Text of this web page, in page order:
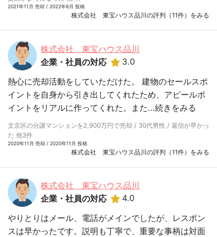
2021年11月 売却 / 2022年6月 投稿
株式会社 東宝ハウス品川の評判（11件）をみる
株式会社 東宝ハウス品川
企業・社員の対応
3.0
熱心に売却活動をしていただけた。 建物のセールスポ
イントを自身から引き出してくれたため、アピールポ
イントをリアルに作ってくれた。また...続きをみる
文京区の分譲マンションを2,900万円で売却 / 30代男性 / 返信が早かっ
た 他3件
2020年11月 売却 / 2020年11月 投稿
株式会社 東宝ハウス品川の評判（11件）をみる
株式会社 東宝ハウス品川
企業・社員の対応
4.0
やりとりはメール、電話がメインでしたが、レスポン
スは早かったです。説明も丁寧で、重要な事柄は対面